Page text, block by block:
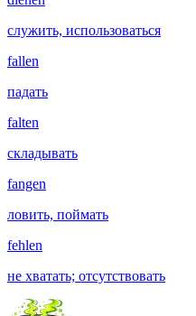
служить, использоваться
fallen
падать
falten
складывать
fangen
ловить, поймать
fehlen
не хватать; отсутствовать